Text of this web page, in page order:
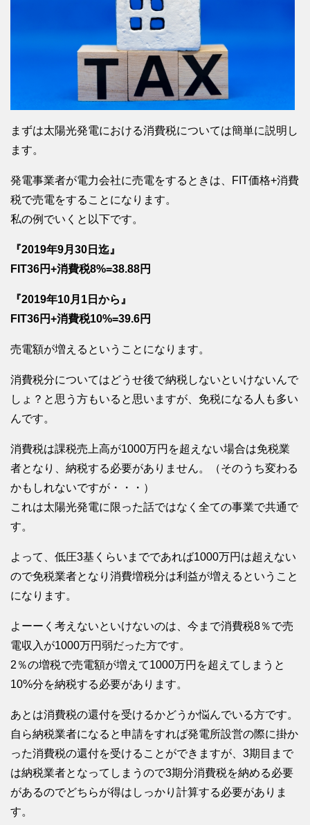
まずは太陽光発電における消費税については簡単に説明し
ます。
発電事業者が電力会社に売電をするときは、FIT価格+消費
税で売電をすることになります。
私の例でいくと以下です。
『2019年9月30日迄』
FIT36円+消費税8%=38.88円
『2019年10月1日から』
FIT36円+消費税10%=39.6円
売電額が増えるということになります。
消費税分についてはどうせ後で納税しないといけないんで
しょ？と思う方もいると思いますが、免税になる人も多い
んです。
消費税は課税売上高が1000万円を超えない場合は免税業
者となり、納税する必要がありません。（そのうち変わる
かもしれないですが・・・）
これは太陽光発電に限った話ではなく全ての事業で共通で
す。
よって、低圧3基くらいまでであれば1000万円は超えない
ので免税業者となり消費増税分は利益が増えるということ
になります。
よーーく考えないといけないのは、今まで消費税8％で売
電収入が1000万円弱だった方です。
2％の増税で売電額が増えて1000万円を超えてしまうと
10%分を納税する必要があります。
あとは消費税の還付を受けるかどうか悩んでいる方です。
自ら納税業者になると申請をすれば発電所設営の際に掛か
った消費税の還付を受けることができますが、3期目まで
は納税業者となってしまうので3期分消費税を納める必要
があるのでどちらが得はしっかり計算する必要がありま
す。